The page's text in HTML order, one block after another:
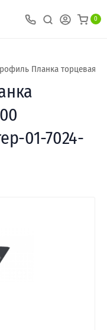
0
Планка торцевая
01-7024-